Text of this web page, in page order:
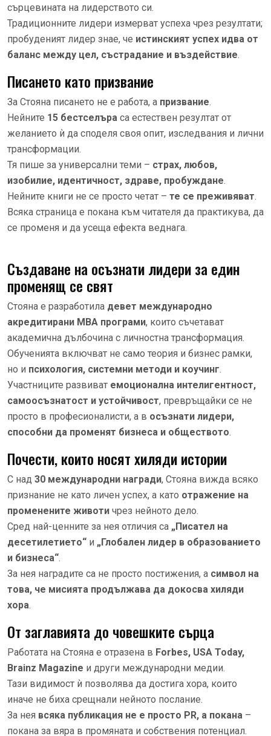
сърцевината на лидерството си.
Традиционните лидери измерват успеха чрез резултати;
пробуденият лидер знае, че истинският успех идва от
баланс между цел, състрадание и въздействие.
Писането като призвание
За Стояна писането не е работа, а призвание.
Нейните 15 бестселъра са естествен резултат от
желанието ѝ да споделя своя опит, изследвания и лични
трансформации.
Тя пише за универсални теми – страх, любов,
изобилие, идентичност, здраве, пробуждане.
Нейните книги не се просто четат – те се преживяват.
Всяка страница е покана към читателя да практикува, да
се променя и да усеща ефекта веднага.
Създаване на осъзнати лидери за един
променящ се свят
Стояна е разработила девет международно
акредитирани MBA програми, които съчетават
академична дълбочина с личностна трансформация.
Обученията включват не само теория и бизнес рамки,
но и психология, системни методи и коучинг.
Участниците развиват емоционална интелигентност,
самоосъзнатост и устойчивост, превръщайки се не
просто в професионалисти, а в осъзнати лидери,
способни да променят бизнеса и обществото.
Почести, които носят хиляди истории
С над 30 международни награди, Стояна вижда всяко
признание не като личен успех, а като отражение на
променените животи чрез нейното дело.
Сред най-ценните за нея отличия са „Писател на
десетилетието“ и „Глобален лидер в образованието
и бизнеса“.
За нея наградите са не просто постижения, а символ на
това, че мисията продължава да докосва хиляди
хора.
От заглавията до човешките сърца
Работата на Стояна е отразена в Forbes, USA Today,
Brainz Magazine и други международни медии.
Тази видимост ѝ позволява да достига хора, които
иначе не биха срещнали нейното послание.
За нея всяка публикация не е просто PR, а покана –
покана за вяра в промяната и собствения потенциал.